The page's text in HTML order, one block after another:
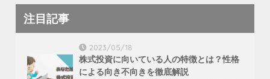
注目記事
2023/05/18
株式投資に向いている人の特徴とは？性格
による向き不向きを徹底解説